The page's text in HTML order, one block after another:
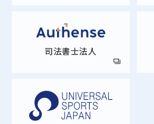
司法書士法人